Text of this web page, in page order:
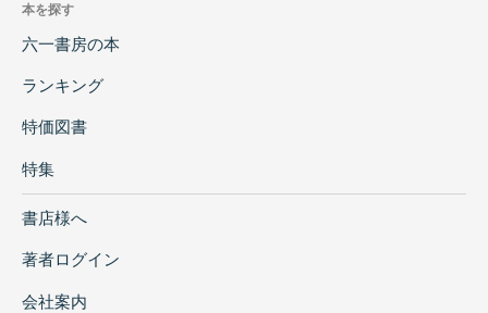
本を探す
六一書房の本
ランキング
特価図書
特集
書店様へ
著者ログイン
会社案内